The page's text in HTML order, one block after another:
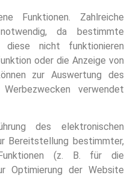
Funktionen. Zahlreiche
da bestimmte
diese nicht funktionieren
oder die Anzeige von
zur Auswertung des
verwendet
des elektronischen
Bereitstellung bestimmter,
(z. B. für die
Optimierung der Website